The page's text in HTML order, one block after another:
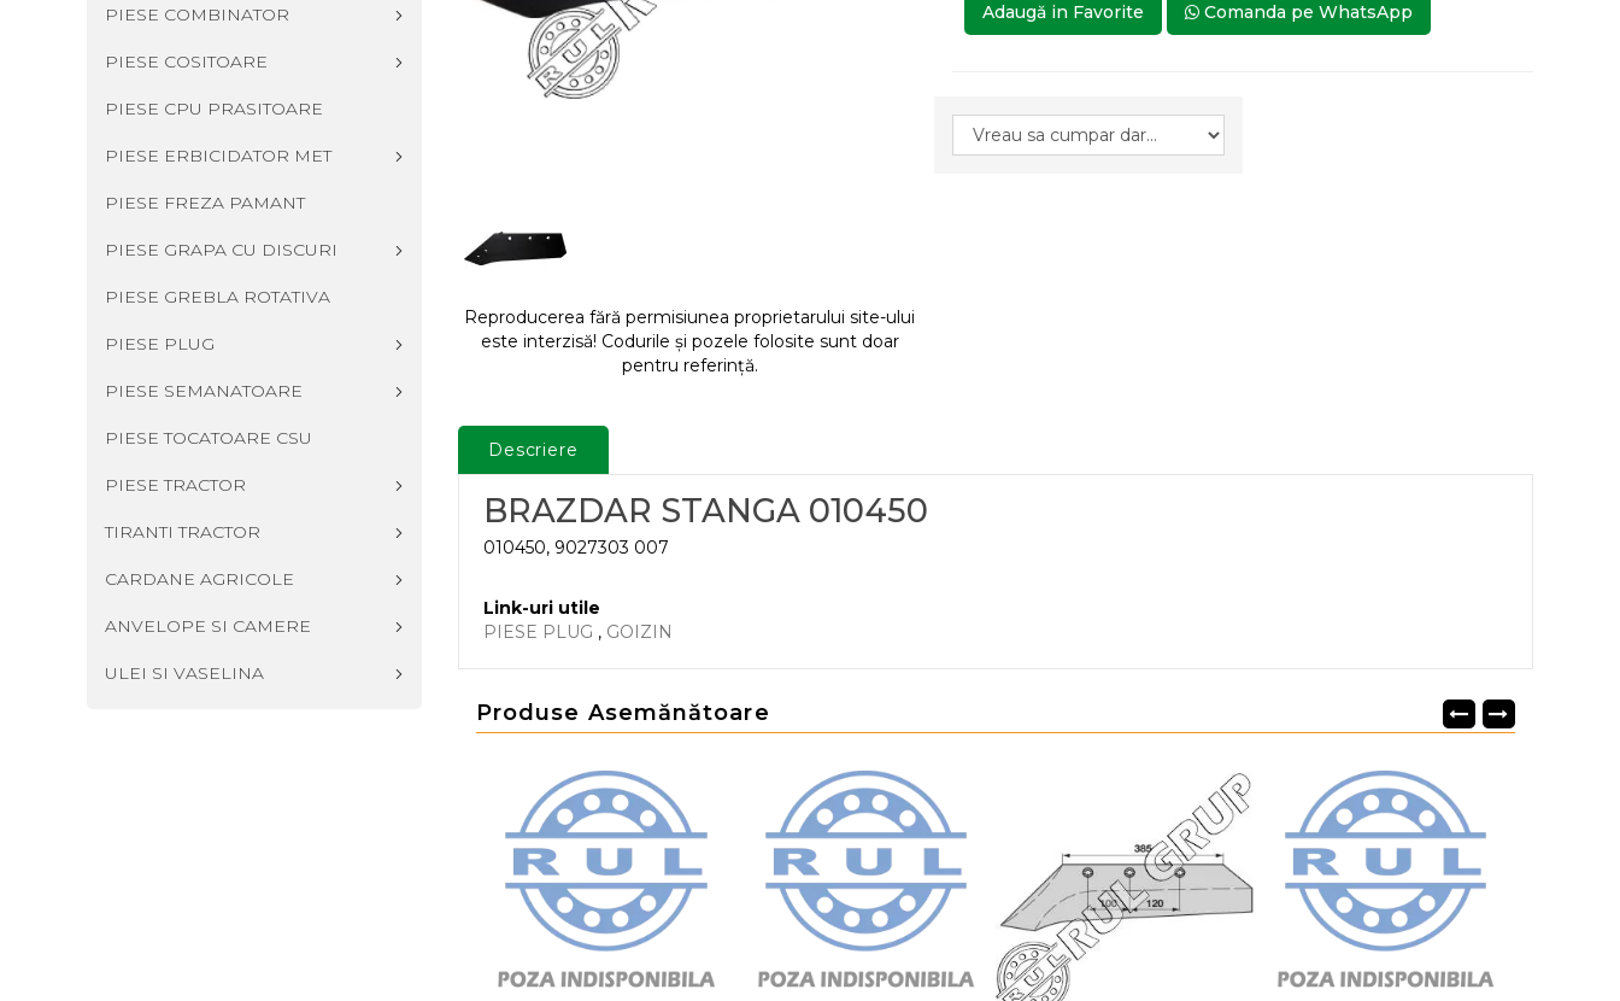
PIESE COMBINATOR
PIESE COSITOARE
PIESE CPU PRASITOARE
PIESE ERBICIDATOR MET
PIESE FREZA PAMANT
PIESE GRAPA CU DISCURI
PIESE GREBLA ROTATIVA
PIESE PLUG
PIESE SEMANATOARE
PIESE TOCATOARE CSU
PIESE TRACTOR
TIRANTI TRACTOR
CARDANE AGRICOLE
ANVELOPE SI CAMERE
ULEI SI VASELINA
Reproducerea fără permisiunea proprietarului site-ului
este interzisă! Codurile și pozele folosite sunt doar
pentru referință.
Adaugă in Favorite Comanda pe WhatsApp
Descriere
BRAZDAR STANGA 010450
010450, 9027303 007
Link-uri utile
PIESE PLUG , GOIZIN
Produse Asemănătoare